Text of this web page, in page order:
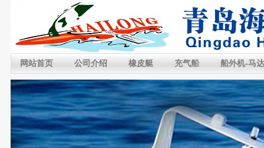
网站首页 公司介绍 橡皮艇 充气船 船外机-马达